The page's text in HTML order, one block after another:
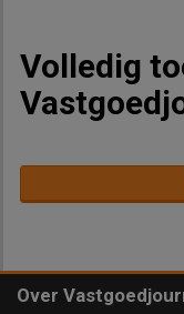
Volledig
Over